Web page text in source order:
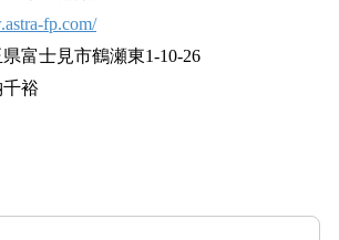
fp.com/
富士見市鶴瀬東1-10-26
裕